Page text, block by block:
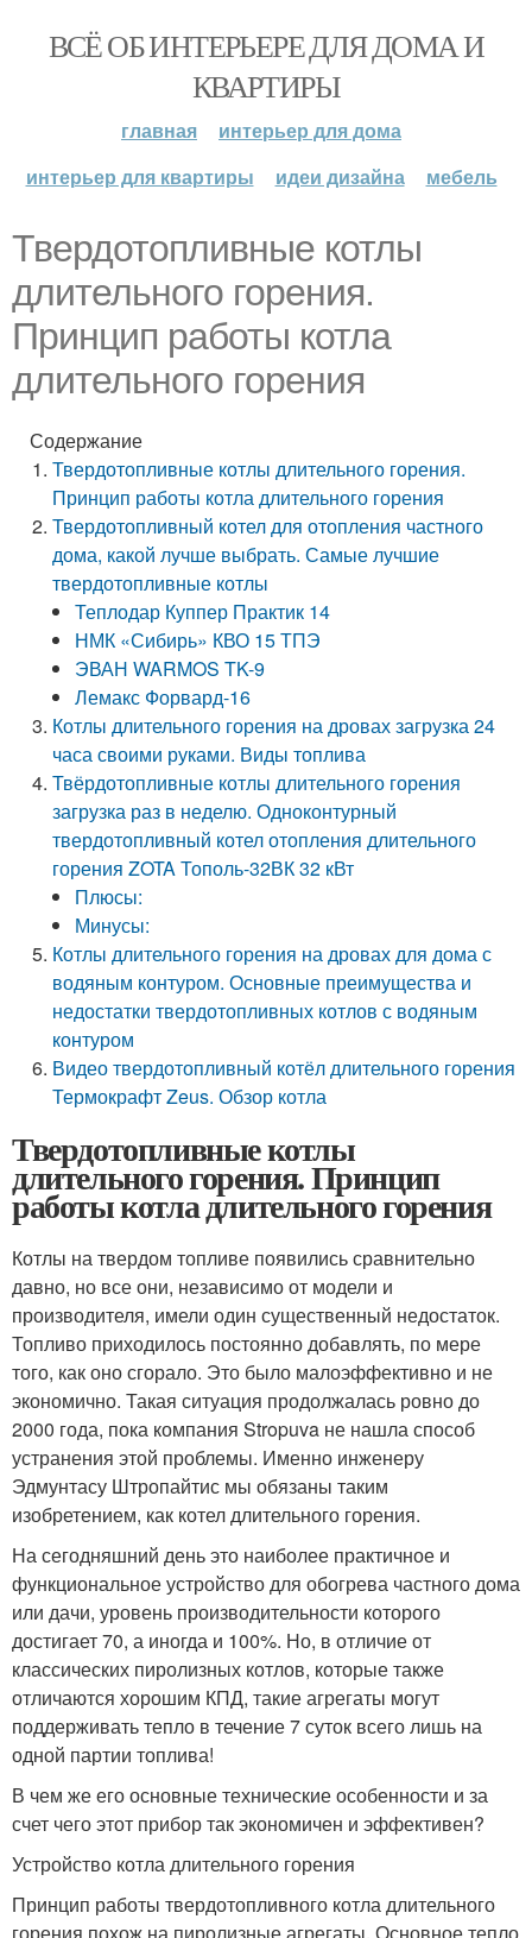
ВСЁ ОБ ИНТЕРЬЕРЕ ДЛЯ ДОМА И
КВАРТИРЫ
главная
интерьер для дома
интерьер для квартиры
идеи дизайна мебель
Твердотопливные котлы
длительного горения.
Принцип работы котла
длительного горения
Содержание
Твердотопливные котлы длительного горения.
Принцип работы котла длительного горения
Твердотопливный котел для отопления частного
дома, какой лучше выбрать. Самые лучшие
твердотопливные котлы
Теплодар Куппер Практик 14
НМК «Сибирь» КВО 15 ТПЭ
ЭВАН WARMOS TK-9
Лемакс Форвард-16
Котлы длительного горения на дровах загрузка 24
часа своими руками. Виды топлива
Твёрдотопливные котлы длительного горения
загрузка раз в неделю. Одноконтурный
твердотопливный котел отопления длительного
горения ZOTA Тополь-32ВК 32 кВт
Плюсы:
Минусы:
Котлы длительного горения на дровах для дома с
водяным контуром. Основные преимущества и
недостатки твердотопливных котлов с водяным
контуром
Видео твердотопливный котёл длительного горения
Термокрафт Zeus. Обзор котла
Твердотопливные котлы
длительного горения. Принцип
работы котла длительного горения
Котлы на твердом топливе появились сравнительно
давно, но все они, независимо от модели и
производителя, имели один существенный недостаток.
Топливо приходилось постоянно добавлять, по мере
того, как оно сгорало. Это было малоэффективно и не
экономично. Такая ситуация продолжалась ровно до
2000 года, пока компания Stropuva не нашла способ
устранения этой проблемы. Именно инженеру
Эдмунтасу Штропайтис мы обязаны таким
изобретением, как котел длительного горения.
На сегодняшний день это наиболее практичное и
функциональное устройство для обогрева частного дома
или дачи, уровень производительности которого
достигает 70, а иногда и 100%. Но, в отличие от
классических пиролизных котлов, которые также
отличаются хорошим КПД, такие агрегаты могут
поддерживать тепло в течение 7 суток всего лишь на
одной партии топлива!
В чем же его основные технические особенности и за
счет чего этот прибор так экономичен и эффективен?
Устройство котла длительного горения
Принцип работы твердотопливного котла длительного